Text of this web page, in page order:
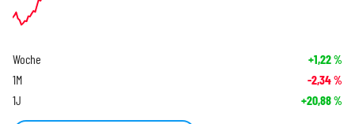
Woche +1,22%
1M -2,34%
1J +20,88%